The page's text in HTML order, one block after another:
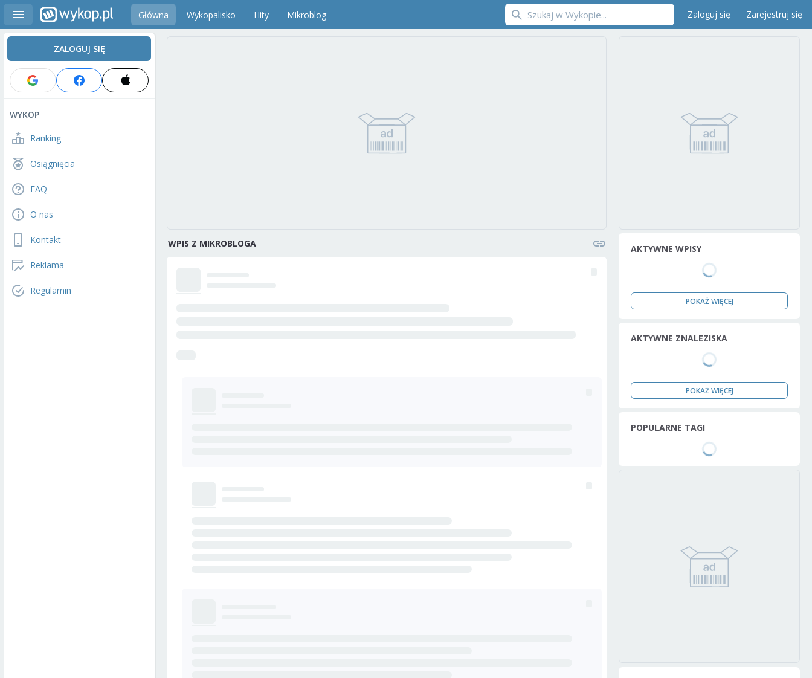
Główna Wykopalisko Hity Mikroblog Zaloguj się Zarejestruj się
ZALOGUJ SIĘ
WYKOP
Ranking
Osiągnięcia
FAQ
O nas
Kontakt
Reklama
Regulamin
WPIS Z MIKROBLOGA AKTYWNE WPISY
POKAŻ WIĘCEJ
AKTYWNE ZNALEZISKA
POKAŻ WIĘCEJ
POPULARNE TAGI